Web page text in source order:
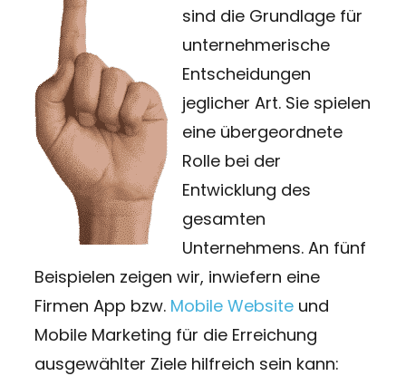
sind die Grundlage für
unternehmerische
Entscheidungen
jeglicher Art. Sie spielen
eine übergeordnete
Rolle bei der
Entwicklung des
gesamten
Unternehmens. An fünf
Beispielen zeigen wir, inwiefern eine
Firmen App bzw. Mobile Websiteund
Mobile Marketing für die Erreichung
ausgewählter Ziele hilfreich sein kann: